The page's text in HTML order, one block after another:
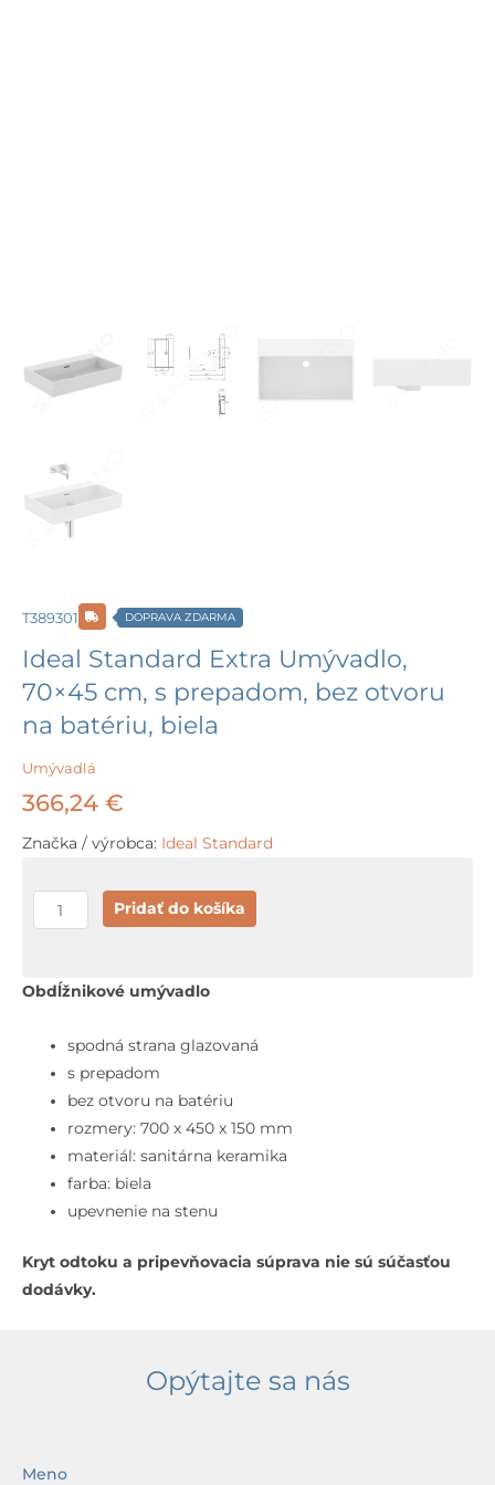
T389301 DOPRAVA ZDARMA
Ideal Standard Extra Umývadlo,
70×45 cm, s prepadom, bez otvoru
na batériu, biela
Umývadlá
366,24 €
Značka / výrobca: Ideal Standard
množstvo
Ideal
Extra
70x45
cm,
prepadom,
bez
otvoru
biela
Pridať do košíka
Obdĺžnikové umývadlo
spodná strana glazovaná
s prepadom
bez otvoru na batériu
rozmery: 700 x 450 x 150 mm
materiál: sanitárna keramika
farba: biela
upevnenie na stenu
Kryt odtoku a pripevňovacia súprava nie sú súčasťou
dodávky.
Opýtajte sa nás
Meno